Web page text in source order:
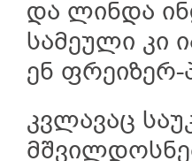
და ლინდა
სამეული კი
ენ ფრეიზერ-
კვლავაც